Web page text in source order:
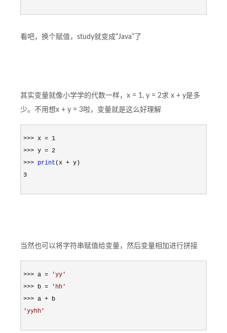
看吧，换个赋值，study就变成“Java”了
其实变量就像小学学的代数一样，x = 1, y = 2求 x + y是多
少。不用想x + y = 3啦，变量就是这么好理解
>>> x = 1
>>> y = 2
>>> print (x + y)
3
当然也可以将字符串赋值给变量，然后变量相加进行拼接
>>> a = 'yy '
>>> b =
' hh '
>>> a +
'yyhh '